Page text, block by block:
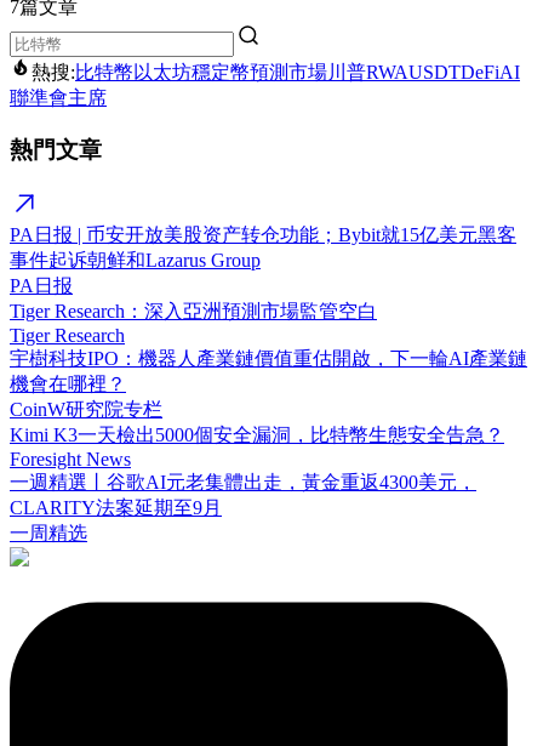
7篇文章
熱搜:比特幣 以太坊穩定幣預測市場川普RWAUSDTDeFiAI
聯準會主席
熱門文章
PA日报 | 币安开放美股资产转仓功能；Bybit就15亿美元黑客
事件起诉朝鲜和Lazarus Group
PA日报
Tiger Research：深入亞洲預測市場監管空白
Tiger Research
宇樹科技IPO：機器人產業鏈價值重估開啟，下一輪AI產業鏈
機會在哪裡？
CoinW研究院专栏
Kimi K3一天檢出5000個安全漏洞，比特幣生態安全告急？
Foresight News
一週精選丨谷歌AI元老集體出走，黃金重返4300美元，
CLARITY法案延期至9月
一周精选